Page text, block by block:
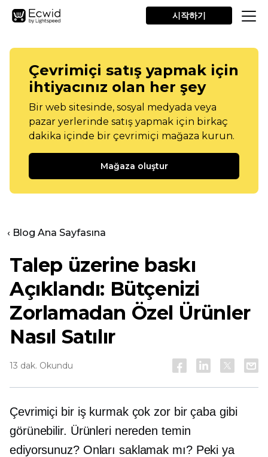
시작하기
Çevrimiçi satış yapmak için
ihtiyacınız olan her şey
Bir web sitesinde, sosyal medyada veya
pazar yerlerinde satış yapmak için birkaç
dakika içinde bir çevrimiçi mağaza kurun.
Mağaza oluştur
‹ Blog Ana Sayfasına
Talep üzerine baskı
Açıklandı: Bütçenizi
Zorlamadan Özel Ürünler
Nasıl Satılır
13 dak. Okundu
Çevrimiçi bir iş kurmak çok zor bir çaba gibi
görünebilir. Ürünleri nereden temin
ediyorsunuz? Onları saklamak mı? Peki ya